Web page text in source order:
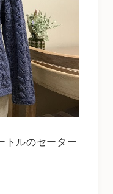
トルのセーター